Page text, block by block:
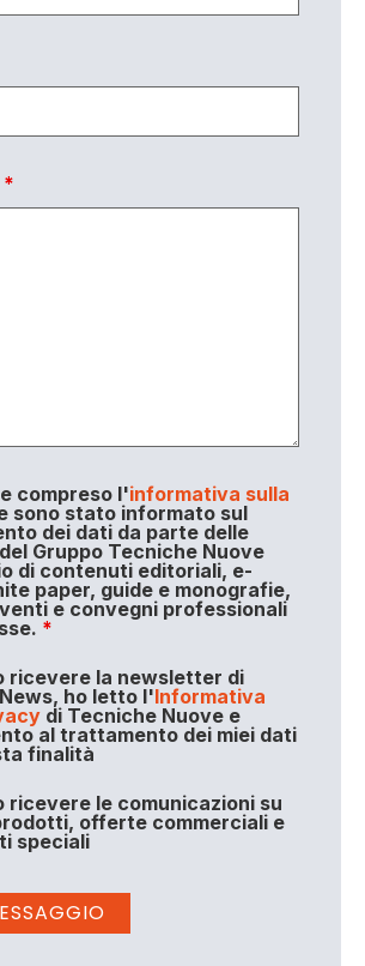
*
compreso l'informativa sulla
sono stato informato sul
dei dati da parte delle
Gruppo Tecniche Nuove
di contenuti editoriali, e-
paper, guide e monografie,
e convegni professionali
*
ricevere la newsletter di
ho letto l'Informativa
di Tecniche Nuove e
al trattamento dei miei dati
finalità
ricevere le comunicazioni su
offerte commerciali e
speciali